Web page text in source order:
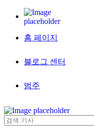
홈 페이지
블로그 센터
범주